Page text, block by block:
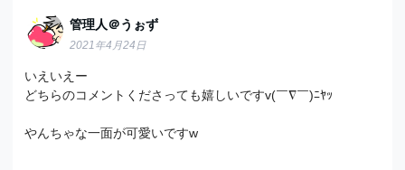
管理人＠うぉず
2021年4月24日
いえいえー
どちらのコメントくださっても嬉しいですv(￣∇￣)ﾆﾔｯ
やんちゃな一面が可愛いですw